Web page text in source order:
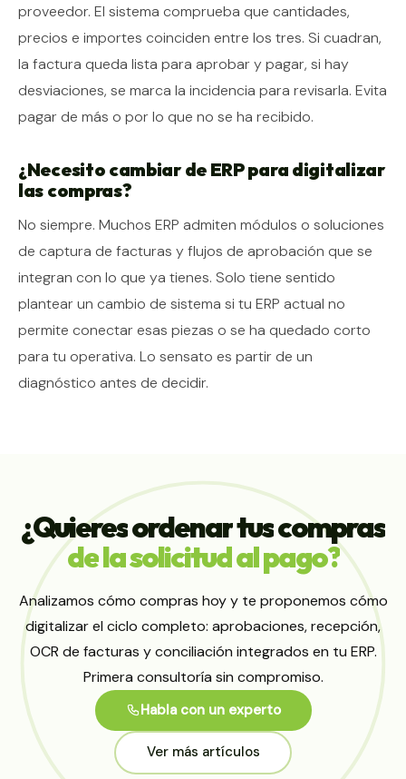
proveedor. El sistema comprueba que cantidades,
precios e importes coinciden entre los tres. Si cuadran,
la factura queda lista para aprobar y pagar, si hay
desviaciones, se marca la incidencia para revisarla. Evita
pagar de más o por lo que no se ha recibido.
¿Necesito cambiar de ERP para digitalizar
las compras?
No siempre. Muchos ERP admiten módulos o soluciones
de captura de facturas y flujos de aprobación que se
integran con lo que ya tienes. Solo tiene sentido
plantear un cambio de sistema si tu ERP actual no
permite conectar esas piezas o se ha quedado corto
para tu operativa. Lo sensato es partir de un
diagnóstico antes de decidir.
¿Quieresordenartuscompras
delasolicitudalpago?
Analizamos cómo compras hoy y te proponemos cómo
digitalizar el ciclo completo: aprobaciones, recepción,
OCR de facturas y conciliación integrados en tu ERP.
Primera consultoría sin compromiso.
Habla con un experto
Ver más artículos